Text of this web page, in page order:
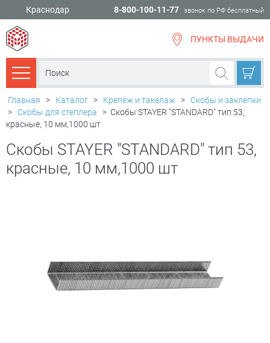
Краснодар 8-800-100-11-77 звонок по РФ бесплатный
ПУНКТЫ ВЫДАЧИ
Каталог товаров
Главная > Каталог > Крепёж и такелаж >
Скобы и заклёпки
>
Скобы для степлера > Скобы STAYER "STANDARD" тип 53,
красные, 10 мм,1000 шт
Скобы STAYER "STANDARD" тип 53,
красные, 10 мм,1000 шт